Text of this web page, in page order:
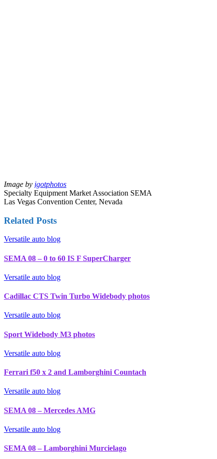
Image by igotphotos
Specialty Equipment Market Association SEMA
Las Vegas Convention Center, Nevada
Related Posts
Versatile auto blog
SEMA 08 – 0 to 60 IS F SuperCharger
Versatile auto blog
Cadillac CTS Twin Turbo Widebody photos
Versatile auto blog
Sport Widebody M3 photos
Versatile auto blog
Ferrari f50 x 2 and Lamborghini Countach
Versatile auto blog
SEMA 08 – Mercedes AMG
Versatile auto blog
SEMA 08 – Lamborghini Murcielago